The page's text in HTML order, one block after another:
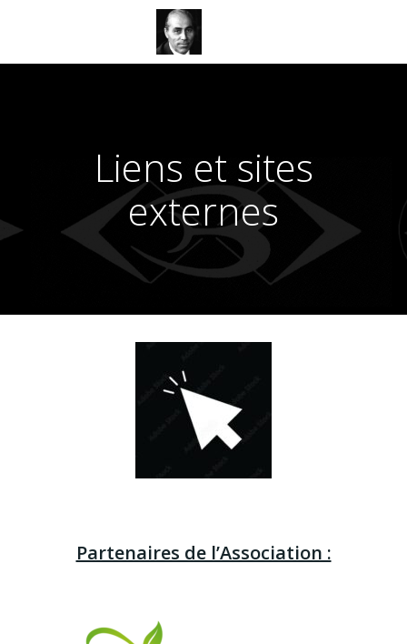
Liens et sites
externes
Partenaires de l’Association :